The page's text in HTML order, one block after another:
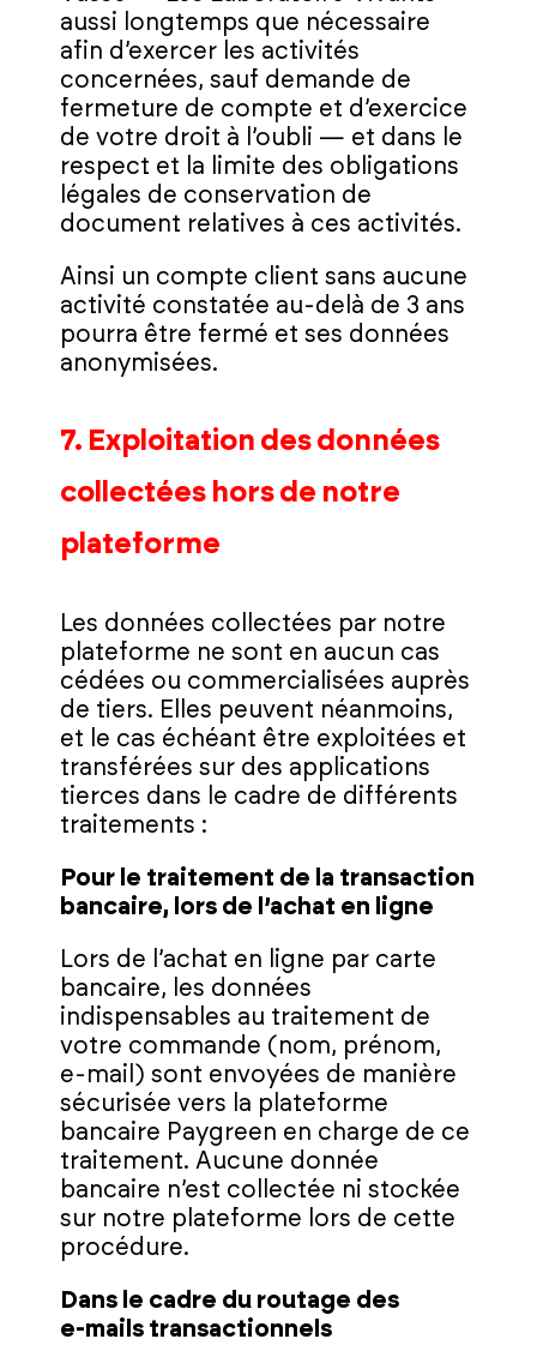
aussi longtemps que nécessaire
afin d’exercer les activités
concernées, sauf demande de
fermeture de compte et d’exercice
de votre droit à l’oubli — et dans le
respect et la limite des obligations
légales de conservation de
document relatives à ces activités.
Ainsi un compte client sans aucune
activité constatée au-delà de 3 ans
pourra être fermé et ses données
anonymisées.
7. Exploitation des données
collectées hors de notre
plateforme
Les données collectées par notre
plateforme ne sont en aucun cas
cédées ou commercialisées auprès
de tiers. Elles peuvent néanmoins,
et le cas échéant être exploitées et
transférées sur des applications
tierces dans le cadre de différents
traitements :
Pour le traitement de la transaction
bancaire, lors de l’achat en ligne
Lors de l’achat en ligne par carte
bancaire, les données
indispensables au traitement de
votre commande (nom, prénom,
e‑mail) sont envoyées de manière
sécurisée vers la plateforme
bancaire Paygreen en charge de ce
traitement. Aucune donnée
bancaire n’est collectée ni stockée
sur notre plateforme lors de cette
procédure.
Dans le cadre du routage des
e‑mails transactionnels